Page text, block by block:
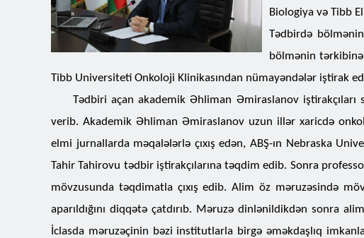
Biologiya və Tibb
Tədbirdə
bölmənin
Tibb Universiteti Onkoloji Klinikasından nümayəndələr iştirak
Tədbiri açan akademik Əhliman Əmiraslanov
verib. Akademik Əhliman Əmiraslanov uzun illər xaricdə
elmi jurnallarda məqalələrlə çıxış edən, ABŞ-ın Nebraska
Tahir Tahirovu tədbir iştirakçılarına təqdim edib. Sonra
mövzusunda təqdimatla çıxış edib. Alim öz məruzəsində
aparıldığını diqqətə çatdırıb. Məruzə dinlənildikdən sonra
İclasda məruzəçinin bəzi institutlarla birgə əməkdaşlıq